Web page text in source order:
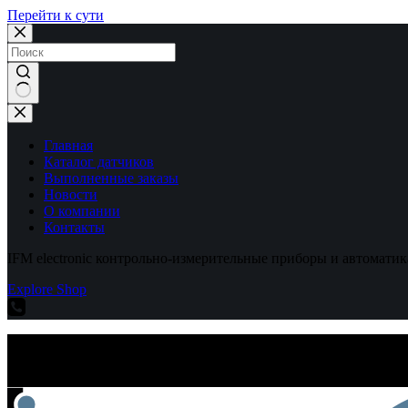
Перейти к сути
Ничего
не
найденоГлавная
Каталог датчиков
Выполненные заказы
Новости
О компании
Контакты
IFM electronic контрольно-измерительные приборы и
Explore Shop